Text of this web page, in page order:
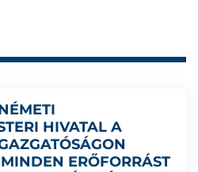
HIVATAL A
ERŐFORRÁST